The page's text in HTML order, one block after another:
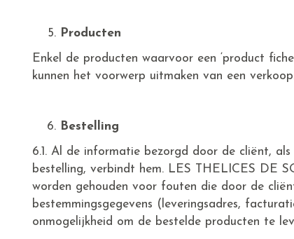
Producten
Enkel de producten waarvoor een ‘product
kunnen het voorwerp uitmaken van een
Bestelling
6.1. Al de informatie bezorgd door de cliënt,
bestelling, verbindt hem. LES THELICES DE
worden gehouden voor fouten die door de
bestemmingsgegevens (leveringsadres,
onmogelijkheid om de bestelde producten te